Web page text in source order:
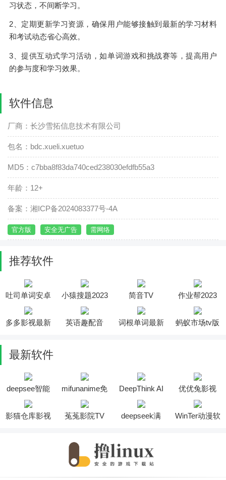
习状态，不间断学习。
2、定期更新学习资源，确保用户能够接触到最新的学习材料
和考试动态省心高效。
3、提供互动式学习活动，如单词游戏和挑战赛等，提高用户
的参与度和学习效果。
软件信息
厂商：长沙雪拓信息技术有限公司
包名：bdc.xueli.xuetuo
MD5：c7bba8f83da740ced238030efdfb55a3
年龄：12+
备案：湘ICP备2024083377号-4A
官方版 安全无广告 需网络
推荐软件
吐司单词安卓
版
小猿搜题2023 简音TV 作业帮2023
多多影视最新
英语趣配音
词根单词最新
蚂蚁市场tv版
最新软件
deepsee智能
助手软件
mifunanime免
费版
DeepThink AI
软件
优优兔影视
2025最新版安
装
影猫仓库影视
菟菟影院TV
deepseek满
WinTer动漫软